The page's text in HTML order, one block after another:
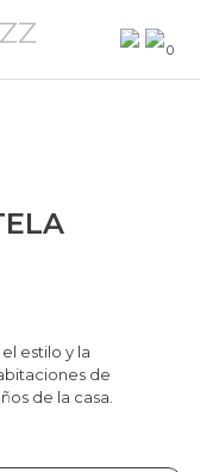
estilo y la
de
de la casa.
0